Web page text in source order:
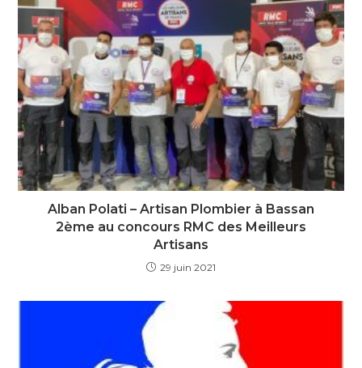
Alban Polati – Artisan Plombier à Bassan
2ème au concours RMC des Meilleurs
Artisans
29 juin 2021